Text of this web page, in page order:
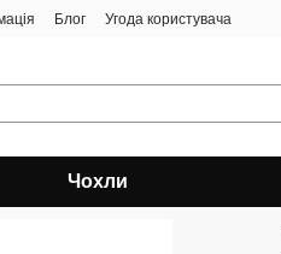
Блог Угода користувача
Чохли